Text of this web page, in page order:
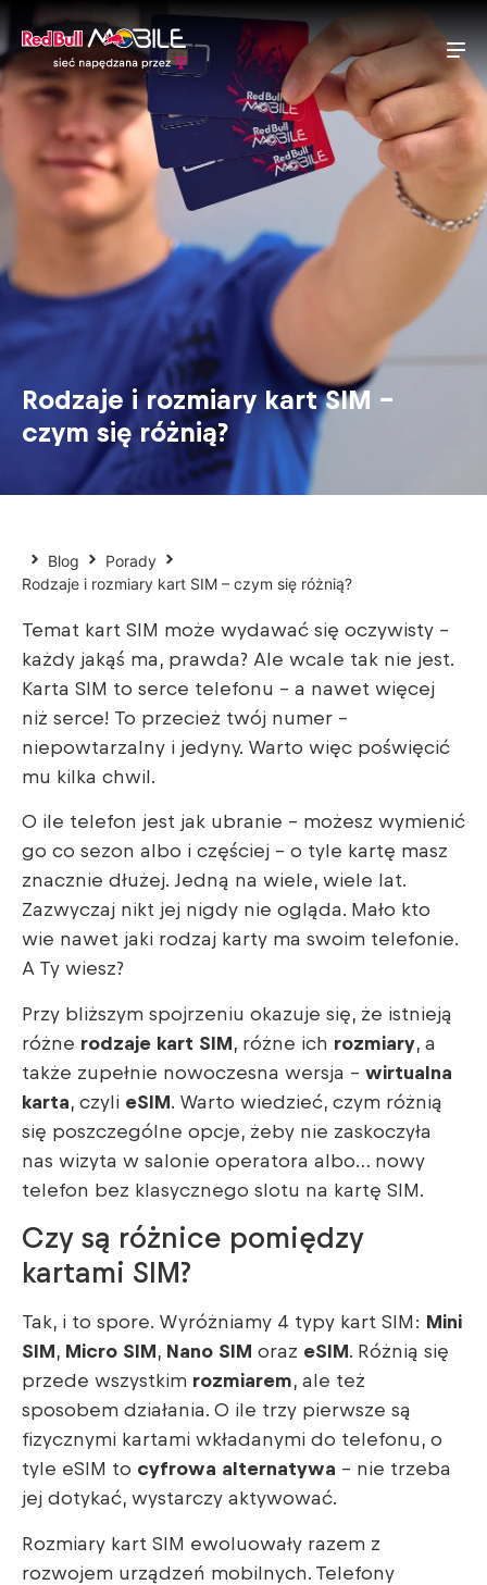
Rodzaje i rozmiary kart SIM –
czym się różnią?
Blog
Porady
Rodzaje i rozmiary kart SIM – czym się różnią?
Temat kart SIM może wydawać się oczywisty –
każdy jakąś ma, prawda? Ale wcale tak nie jest.
Karta SIM to serce telefonu – a nawet więcej
niż serce! To przecież twój numer –
niepowtarzalny i jedyny. Warto więc poświęcić
mu kilka chwil.
O ile telefon jest jak ubranie – możesz wymienić
go co sezon albo i częściej – o tyle kartę masz
znacznie dłużej. Jedną na wiele, wiele lat.
Zazwyczaj nikt jej nigdy nie ogląda. Mało kto
wie nawet jaki rodzaj karty ma swoim telefonie.
A Ty wiesz?
Przy bliższym spojrzeniu okazuje się, że istnieją
różne rodzaje kart SIM , różne ich rozmiary, a
także zupełnie nowoczesna wersja – wirtualna
karta, czyli eSIM . Warto wiedzieć, czym różnią
się poszczególne opcje, żeby nie zaskoczyła
nas wizyta w salonie operatora albo… nowy
telefon bez klasycznego slotu na kartę SIM.
Czy są różnice pomiędzy
kartami SIM?
Tak, i to spore. Wyróżniamy 4 typy kart SIM: Mini
SIM , Micro SIM , Nano SIM oraz eSIM . Różnią się
przede wszystkim rozmiarem, ale też
sposobem działania. O ile trzy pierwsze są
fizycznymi kartami wkładanymi do telefonu, o
tyle eSIM to cyfrowa alternatywa – nie trzeba
jej dotykać, wystarczy aktywować.
Rozmiary kart SIM ewoluowały razem z
rozwojem urządzeń mobilnych. Telefony